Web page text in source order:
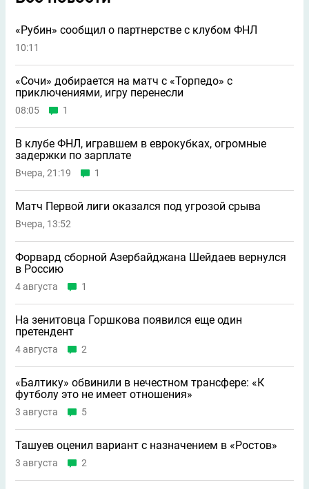
«Рубин» сообщил о партнерстве с клубом ФНЛ
10:11
«Сочи» добирается на матч с «Торпедо» с
приключениями, игру перенесли
08:05 1
В клубе ФНЛ, игравшем в еврокубках, огромные
задержки по зарплате
Вчера, 21:19 1
Матч Первой лиги оказался под угрозой срыва
Вчера, 13:52
Форвард сборной Азербайджана Шейдаев вернулся
в Россию
4 августа 1
На зенитовца Горшкова появился еще один
претендент
4 августа 2
«Балтику» обвинили в нечестном трансфере: «К
футболу это не имеет отношения»
3 августа 5
Ташуев оценил вариант с назначением в «Ростов»
3 августа 2